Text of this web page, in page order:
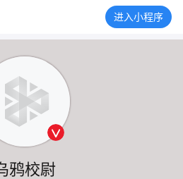
进入小程序
鸦校尉